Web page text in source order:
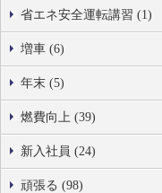
省エネ安全運転講習 (1)
増車 (6)
年末 (5)
燃費向上 (39)
新入社員 (24)
頑張る (98)